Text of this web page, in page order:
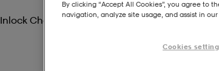
Inlock Chasm Bag 22l
By clicking “Accept All Cookies”, you agree to
navigation, analyze site usage, and assist in
Cookies